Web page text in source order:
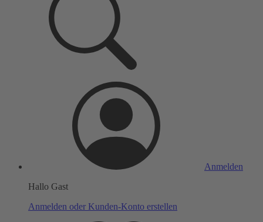
Anmelden
Hallo Gast
Anmelden oder Kunden-Konto erstellen